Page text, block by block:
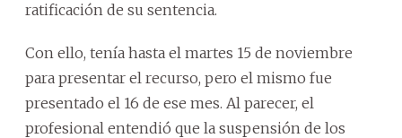
ratificación de su sentencia.
Con ello, tenía hasta el martes 15 de noviembre
para presentar el recurso, pero el mismo fue
presentado el 16 de ese mes. Al parecer, el
profesional entendió que la suspensión de los